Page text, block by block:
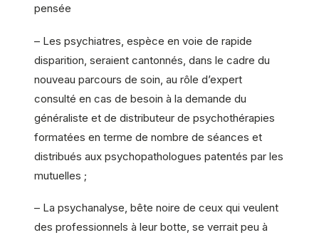
pensée
– Les psychiatres, espèce en voie de rapide
disparition, seraient cantonnés, dans le cadre du
nouveau parcours de soin, au rôle d’expert
consulté en cas de besoin à la demande du
généraliste et de distributeur de psychothérapies
formatées en terme de nombre de séances et
distribués aux psychopathologues patentés par les
mutuelles ;
– La psychanalyse, bête noire de ceux qui veulent
des professionnels à leur botte, se verrait peu à